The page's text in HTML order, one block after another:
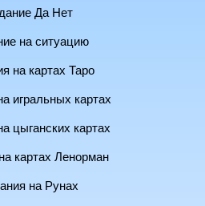
Да Нет
на ситуацию
на картах Таро
игральных картах
цыганских картах
картах Ленорман
на Рунах